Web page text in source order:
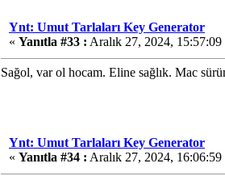
Ynt: Umut Tarlaları Key Generator
« Yanıtla #33 : Aralık 27, 2024, 15:57:09
Sağol, var ol hocam. Eline sağlık. Mac
Ynt: Umut Tarlaları Key Generator
« Yanıtla #34 : Aralık 27, 2024, 16:06:59